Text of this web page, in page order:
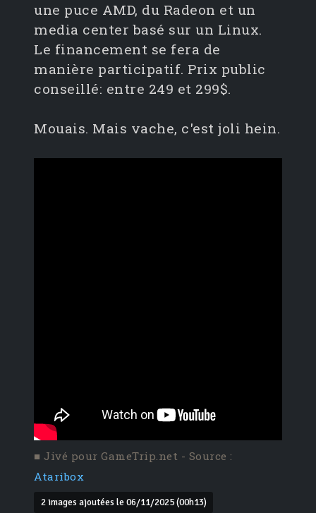
une puce AMD, du Radeon et un
media center basé sur un Linux.
Le financement se fera de
manière participatif. Prix public
conseillé: entre 249 et 299$.
Mouais. Mais vache, c'est joli hein.
■ Jivé pour GameTrip.net - Source :
Ataribox
2 images ajoutées le 06/11/2025 (00h13)